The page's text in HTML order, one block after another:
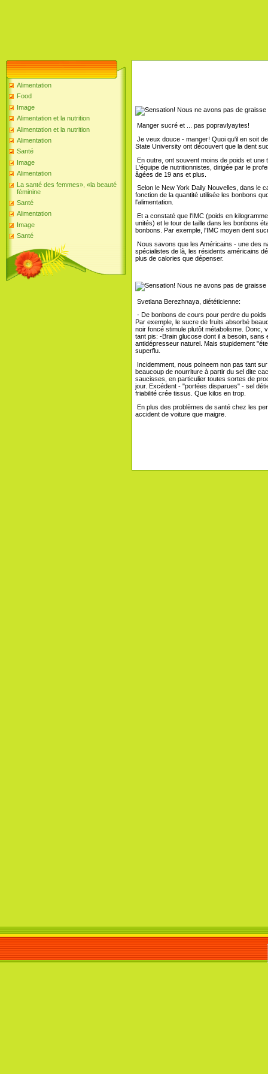
Alimentation
Food
Image
Alimentation et la nutrition
Alimentation et la nutrition
Alimentation
Santé
Image
Alimentation
La santé des femmes», «la beauté
féminine
Santé
Alimentation
Image
Santé
Manger sucré et ... pas popravlyaytes!
Je veux douce - manger! Quoi qu'il en soit
State University ont découvert que la dent
En outre, ont souvent moins de poids et
L'équipe de nutritionnistes, dirigée par le
âgées de 19 ans et plus.
Selon le New York Daily Nouvelles, dans le
fonction de la quantité utilisée les bonbons
l'alimentation.
Et a constaté que l'IMC (poids en
unités) et le tour de taille dans les bonbons
bonbons. Par exemple, l'IMC moyen dent
Nous savons que les Américains - une des
spécialistes de là, les résidents américains
plus de calories que dépenser.
Svetlana Berezhnaya, diététicienne:
- De bonbons de cours pour perdre du
Par exemple, le sucre de fruits absorbé
noir foncé stimule plutôt métabolisme. Donc,
tant pis: -Brain glucose dont il a besoin, sans
antidépresseur naturel. Mais stupidement
superflu.
Incidemment, nous polneem non pas tant
beaucoup de nourriture à partir du sel dite
saucisses, en particulier toutes sortes de
jour. Excédent - "portées disparues" - sel
friabilité crée tissus. Que kilos en trop.
En plus des problèmes de santé chez les
accident de voiture que maigre.